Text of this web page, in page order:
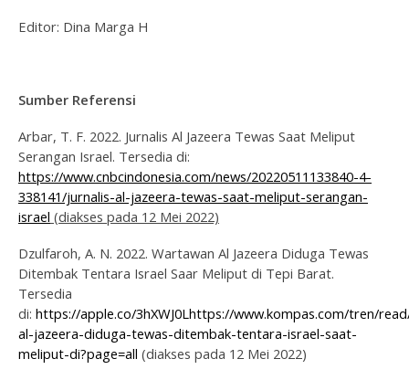
Editor: Dina Marga H
Sumber Referensi
Arbar, T. F. 2022. Jurnalis Al Jazeera Tewas Saat Meliput
Serangan Israel. Tersedia di:
https://www.cnbcindonesia.com/news/20220511133840-4-
338141/jurnalis-al-jazeera-tewas-saat-meliput-serangan-
israel (diakses pada 12 Mei 2022)
Dzulfaroh, A. N. 2022. Wartawan Al Jazeera Diduga Tewas
Ditembak Tentara Israel Saar Meliput di Tepi Barat.
Tersedia
di: https://apple.co/3hXWJ0Lhttps://www.kompas.com/tren/
al-jazeera-diduga-tewas-ditembak-tentara-israel-saat-
meliput-di?page=all (diakses pada 12 Mei 2022)